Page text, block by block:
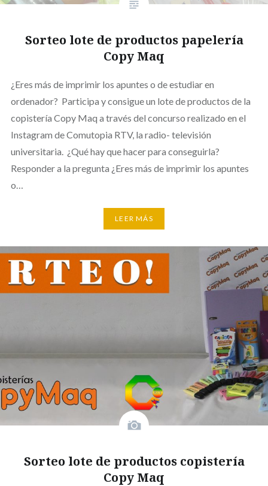
Sorteo lote de productos papelería
Copy Maq
¿Eres más de imprimir los apuntes o de estudiar en
ordenador? Participa y consigue un lote de productos de la
copistería Copy Maq a través del concurso realizado en el
Instagram de Comutopia RTV, la radio- televisión
universitaria. ¿Qué hay que hacer para conseguirla?
Responder a la pregunta ¿Eres más de imprimir los apuntes
o…
LEER MÁS
Sorteo lote de productos copistería
Copy Maq